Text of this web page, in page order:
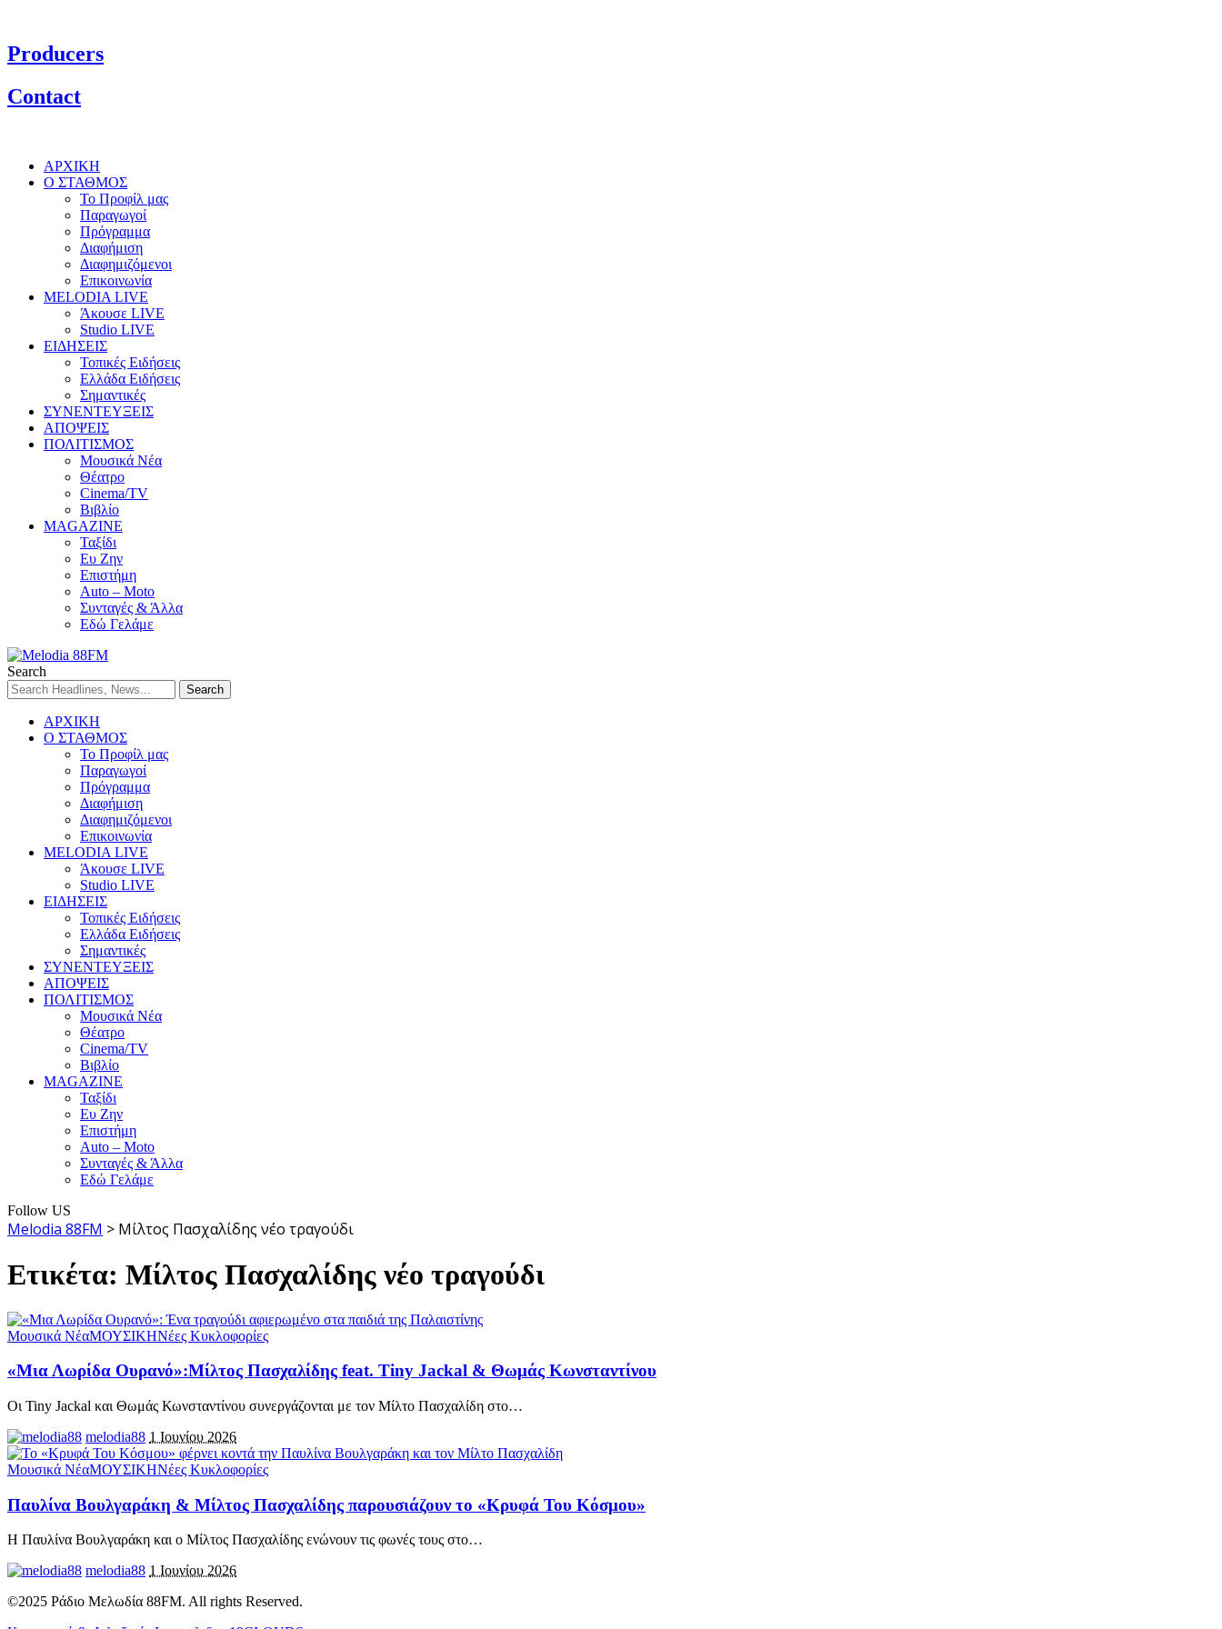
Producers
Contact
ΑΡΧΙΚΗ
Ο ΣΤΑΘΜΟΣ
Το Προφίλ μας
Παραγωγοί
Πρόγραμμα
Διαφήμιση
Διαφημιζόμενοι
Επικοινωνία
MELODIA LIVE
Άκουσε LIVE
Studio LIVE
ΕΙΔΗΣΕΙΣ
Τοπικές Ειδήσεις
Ελλάδα Ειδήσεις
Σημαντικές
ΣΥΝΕΝΤΕΥΞΕΙΣ
ΑΠΟΨΕΙΣ
ΠΟΛΙΤΙΣΜΟΣ
Μουσικά Νέα
Θέατρο
Cinema/TV
Βιβλίο
MAGAZINE
Ταξίδι
Ευ Ζην
Επιστήμη
Auto – Moto
Συνταγές & Άλλα
Εδώ Γελάμε
Search
ΑΡΧΙΚΗ
Ο ΣΤΑΘΜΟΣ
Το Προφίλ μας
Παραγωγοί
Πρόγραμμα
Διαφήμιση
Διαφημιζόμενοι
Επικοινωνία
MELODIA LIVE
Άκουσε LIVE
Studio LIVE
ΕΙΔΗΣΕΙΣ
Τοπικές Ειδήσεις
Ελλάδα Ειδήσεις
Σημαντικές
ΣΥΝΕΝΤΕΥΞΕΙΣ
ΑΠΟΨΕΙΣ
ΠΟΛΙΤΙΣΜΟΣ
Μουσικά Νέα
Θέατρο
Cinema/TV
Βιβλίο
MAGAZINE
Ταξίδι
Ευ Ζην
Επιστήμη
Auto – Moto
Συνταγές & Άλλα
Εδώ Γελάμε
Follow US
Melodia 88FM > Μίλτος Πασχαλίδης νέο τραγούδι
Ετικέτα: Μίλτος Πασχαλίδης νέο τραγούδι
Μουσικά ΝέαΜΟΥΣΙΚΗΝέες Κυκλοφορίες
«Μια Λωρίδα Ουρανό»:Μίλτος Πασχαλίδης feat. Tiny Jackal & Θωμάς Κωνσταντίνου
Οι Tiny Jackal και Θωμάς Κωνσταντίνου συνεργάζονται με τον Μίλτο Πασχαλίδη στο…
melodia88 1 Ιουνίου 2026
Μουσικά ΝέαΜΟΥΣΙΚΗΝέες Κυκλοφορίες
Παυλίνα Βουλγαράκη & Μίλτος Πασχαλίδης παρουσιάζουν το «Κρυφά Του Κόσμου»
Η Παυλίνα Βουλγαράκη και ο Μίλτος Πασχαλίδης ενώνουν τις φωνές τους στο…
melodia88 1 Ιουνίου 2026
©2025 Ράδιο Μελωδία 88FM. All rights Reserved.